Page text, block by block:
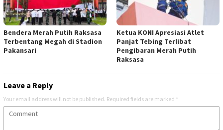
Bendera Merah Putih Raksasa
Terbentang Megah di Stadion
Pakansari
Ketua KONI Apresiasi Atlet
Panjat Tebing Terlibat
Pengibaran Merah Putih
Raksasa
Leave a Reply
Your email address will not be published. Required fields are marked *